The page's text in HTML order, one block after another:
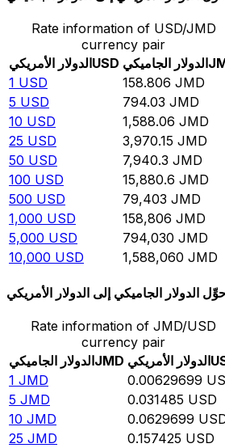
Rate information of USD/JMD
currency pair
الدولار الأمريكيUSD الدولار الجاميكي
1 USD 158.806 JMD
5 USD 794.03 JMD
10 USD 1,588.06 JMD
25 USD 3,970.15 JMD
50 USD 7,940.3 JMD
100 USD 15,880.6 JMD
500 USD 79,403 JMD
1,000 USD 158,806 JMD
5,000 USD 794,030 JMD
10,000 USD 1,588,060 JMD
الدولار الجاميكي إلى الدولار الأمريكي
Rate information of JMD/USD
currency pair
الدولار الجاميكيJMD الدولار الأمريكي
1 JMD 0.00629699
5 JMD 0.031485 USD
10 JMD 0.0629699
25 JMD 0.157425 USD